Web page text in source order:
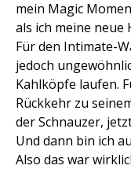
mein Magic
als ich meine neue
Für den Intimate-
jedoch
Kahlköpfe laufen.
Rückkehr zu
der Schnauzer,
Und dann bin ich
Also das war